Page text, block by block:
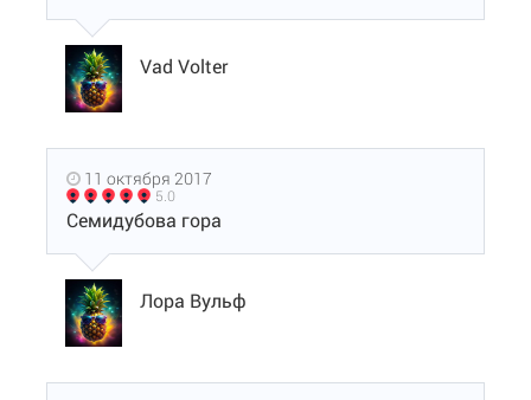
Vad Volter
11 октября 2017
5.0
Семидубова гора
Лора Вульф